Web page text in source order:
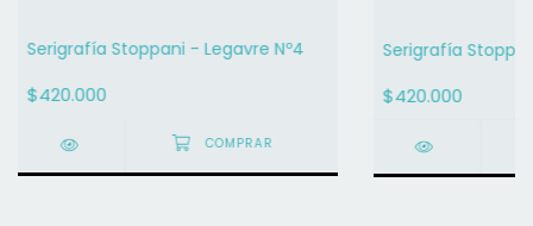
Serigrafía Stoppani - Legavre Nº4
$420.000
Serigrafía
$420.000